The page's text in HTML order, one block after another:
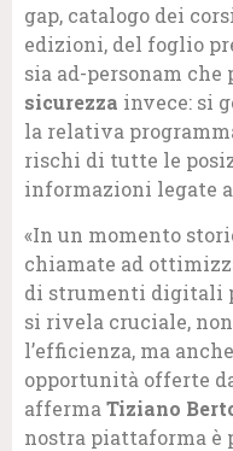
gap, catalogo dei
edizioni, del foglio
sia ad-personam
sicurezza invece: si
la relativa
rischi di tutte le
informazioni legate
«In un momento
chiamate ad
di strumenti digitali
si rivela cruciale,
l’efficienza, ma
opportunità offerte
affermaTiziano
nostra piattaforma è